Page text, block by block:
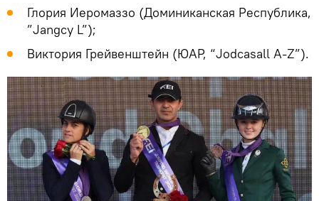
Глория Иеромаззо (Доминиканская Республика,
”Jangcy L”);
Виктория Грейвенштейн (ЮАР, “Jodcasall A-Z”).